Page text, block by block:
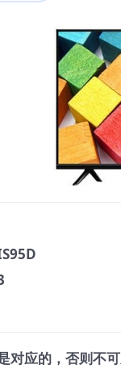
对应的，否则不可